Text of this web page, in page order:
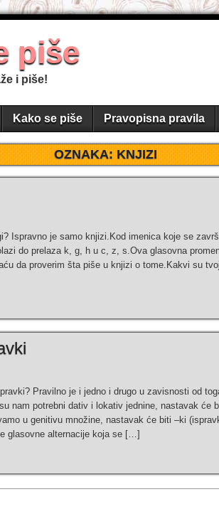
piše
i piše!
Kako se piše Pravopisna pravila
OZNAKA:KNJIZI
Ispravno je samo knjizi.Kod imenica koje se
do prelaza k, g, h u c, z, s.Ova glasovna
da proverim šta piše u knjizi o tome.Kakvi su
Pravilno je i jedno i drugo u zavisnosti od
nam potrebni dativ i lokativ jednine, nastavak će
u genitivu množine, nastavak će biti –ki
glasovne alternacije koja se […]